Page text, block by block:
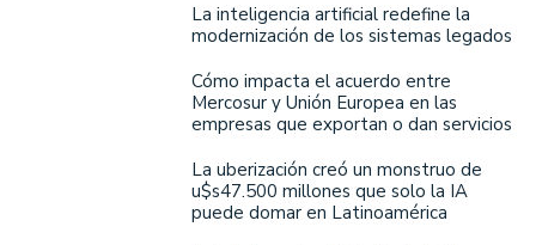
La inteligencia artificial redefine la
modernización de los sistemas legados
Cómo impacta el acuerdo entre
Mercosur y Unión Europea en las
empresas que exportan o dan servicios
La uberización creó un monstruo de
u$s47.500 millones que solo la IA
puede domar en Latinoamérica